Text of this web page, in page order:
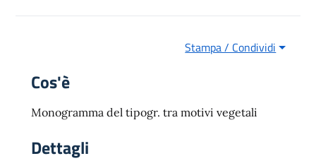
Stampa / Condividi
Cos'è
Monogramma del tipogr. tra motivi vegetali
Dettagli